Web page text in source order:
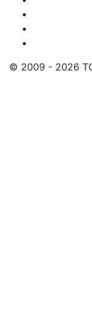
© 2009 - 2026